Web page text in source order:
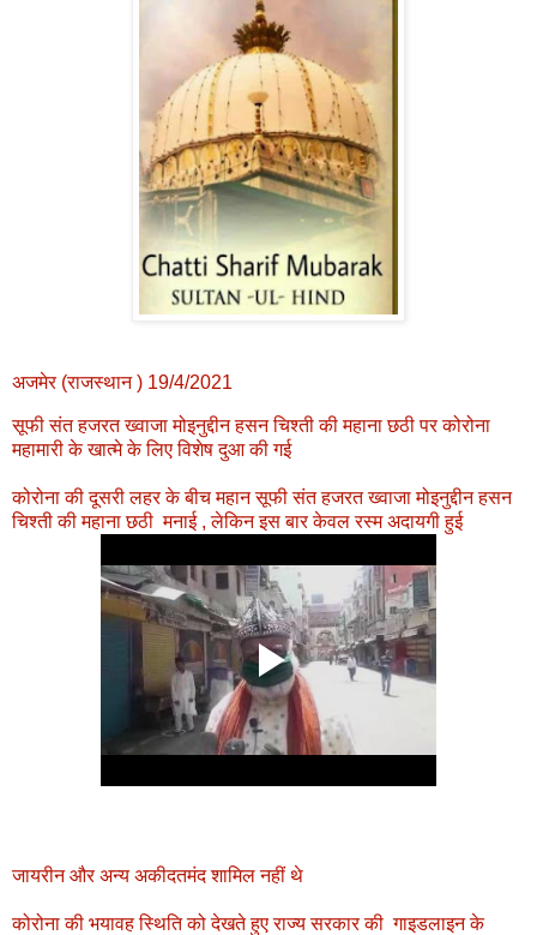
अजमेर (राजस्थान ) 19/4/2021
सूफी संत हजरत ख्वाजा मोइनुद्दीन हसन चिश्ती की महाना छठी पर कोरोना
महामारी के खात्मे के लिए विशेष दुआ की गई
कोरोना की दूसरी लहर के बीच महान सूफी संत हजरत ख्वाजा मोइनुद्दीन हसन
चिश्ती की महाना छठी मनाई , लेकिन इस बार केवल रस्म अदायगी हुई
जायरीन और अन्य अकीदतमंद शामिल नहीं थे
कोरोना की भयावह स्थिति को देखते हुए राज्य सरकार की गाइडलाइन के